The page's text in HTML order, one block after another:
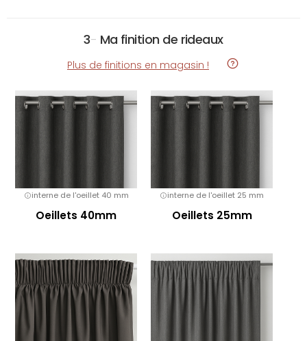
3- Ma finition de rideaux
Plus de finitions en magasin !
interne de l'oeillet 40 mm
Oeillets 40mm
interne de l'oeillet 25 mm
Oeillets 25mm